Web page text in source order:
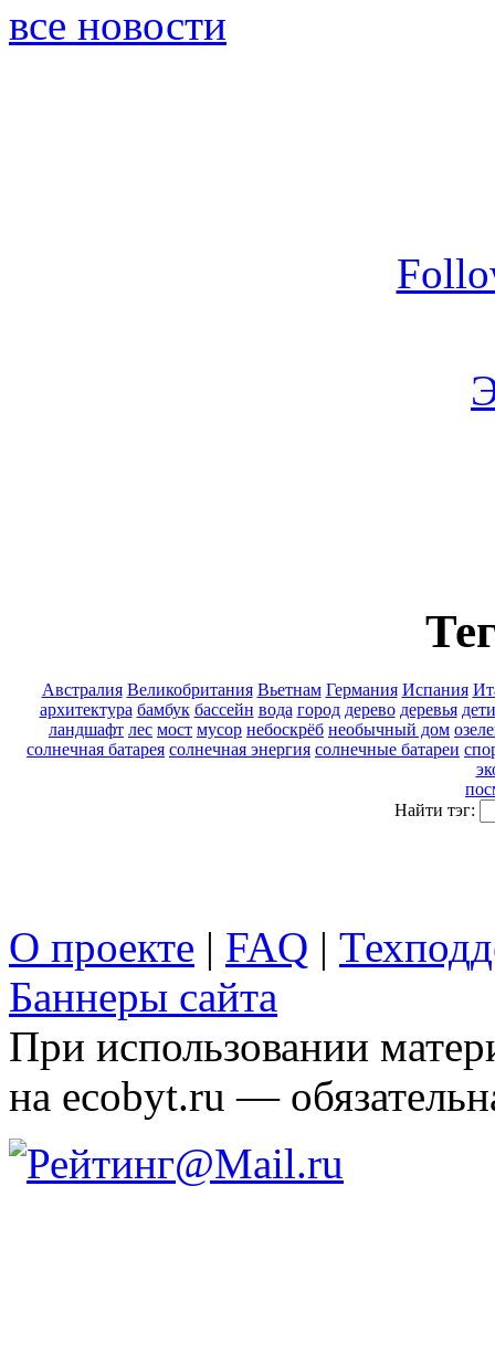
все новости
Австралия Великобритания Вьетнам Германия Испания
архитектура бамбук бассейн вода город дерево деревья дети
ландшафт лес мост мусор небоскрёб необычный дом
солнечная батарея солнечная энергия солнечные батареи
Найти тэг:
О проекте | FAQ |
Баннеры сайта
При использовании
на ecobyt.ru —